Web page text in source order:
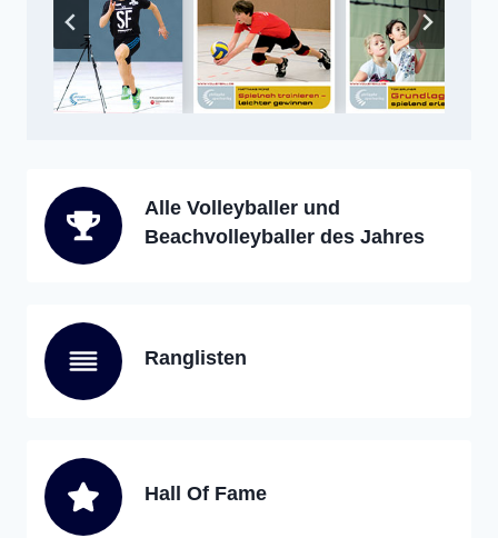
Alle Volleyballer und
Beachvolleyballer des Jahres
Ranglisten
Hall Of Fame